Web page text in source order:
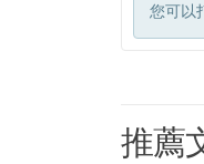
您可以
推薦